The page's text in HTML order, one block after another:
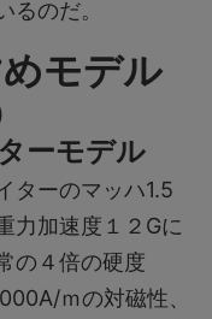
のだ。
モデル
ーモデル
ターのマッハ1.5
力加速度１２Gに
の４倍の硬度
ｍの対磁性、